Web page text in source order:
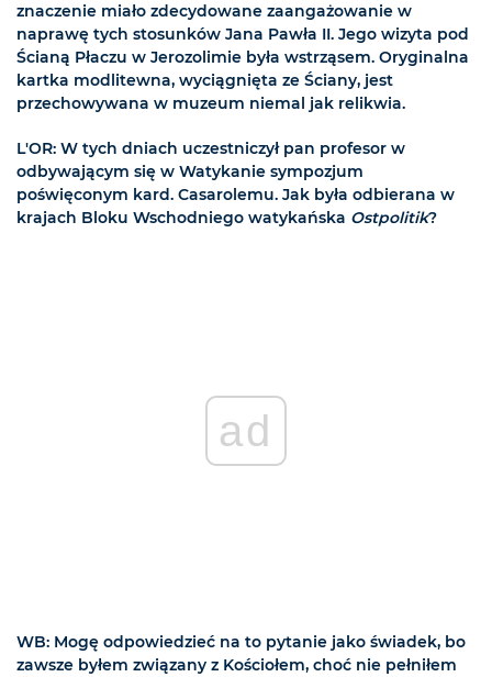
znaczenie miało zdecydowane zaangażowanie w
naprawę tych stosunków Jana Pawła II. Jego wizyta pod
Ścianą Płaczu w Jerozolimie była wstrząsem. Oryginalna
kartka modlitewna, wyciągnięta ze Ściany, jest
przechowywana w muzeum niemal jak relikwia.
L'OR: W tych dniach uczestniczył pan profesor w
odbywającym się w Watykanie sympozjum
poświęconym kard. Casarolemu. Jak była odbierana w
krajach Bloku Wschodniego watykańska Ostpolitik?
ad
WB: Mogę odpowiedzieć na to pytanie jako świadek, bo
zawsze byłem związany z Kościołem, choć nie pełniłem